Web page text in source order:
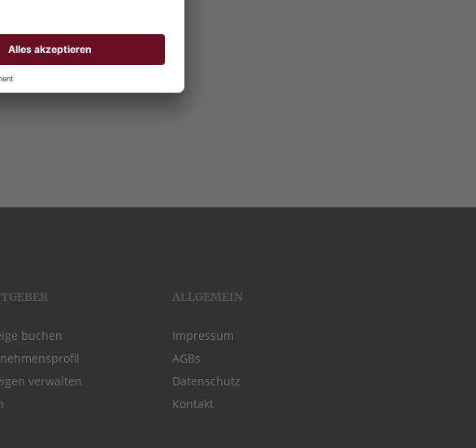
buchen
verwalten
ALLGEMEIN
Impressum
AGBs
Datenschutz
Kontakt